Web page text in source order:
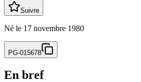
Suivre
Né le 17 novembre 1980
PG-015678
En bref